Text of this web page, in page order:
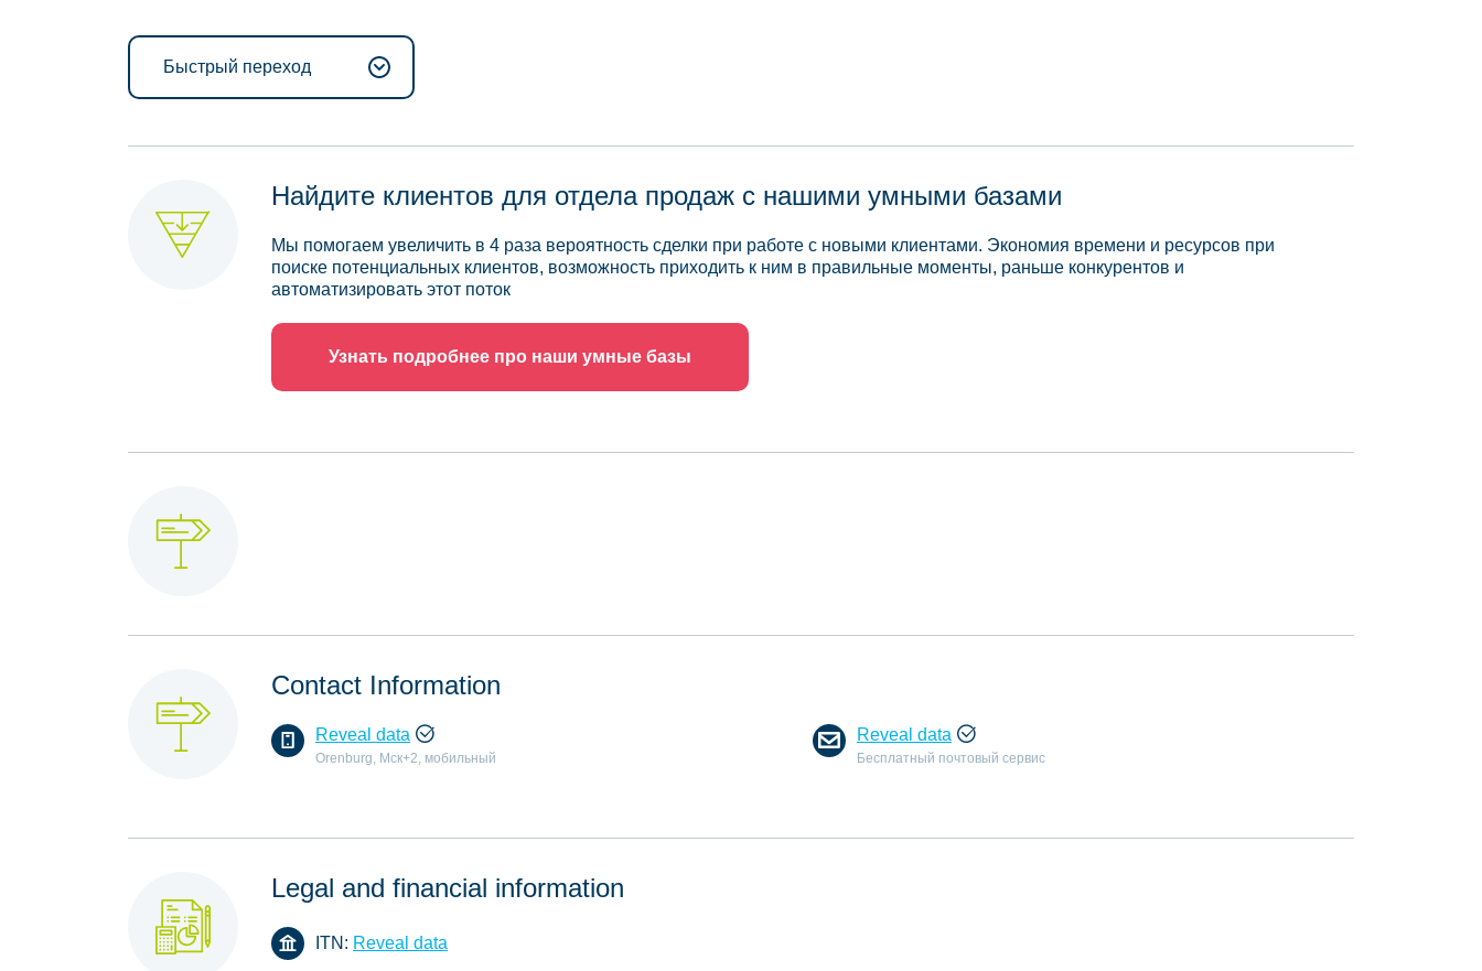
Быстрый переход
Найдите клиентов для отдела продаж с нашими умными базами
Мы помогаем увеличить в 4 раза вероятность сделки при работе с новыми клиентами. Экономия времени и ресурсов при
поиске потенциальных клиентов, возможность приходить к ним в правильные моменты, раньше конкурентов и
автоматизировать этот поток
Узнать подробнее про наши умные базы
Contact Information
Reveal data
Orenburg, Мск+2, мобильный
Reveal data
Бесплатный почтовый сервис
Legal and financial information
ITN: Reveal data